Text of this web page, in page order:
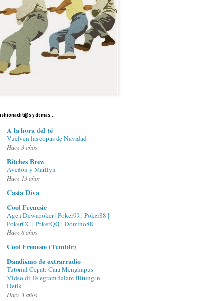
y demás...
A la hora del té
Vuelven las copas de Navidad
Hace 3 años
Bitches Brew
Avedon y Marilyn
Hace 13 años
Casta Diva
Cool Frenesie
Agen Dewapoker | Poker99 | Poker88 |
PokerCC | PokerQQ | Domino88
Hace 8 años
Cool Frenesie (Tumblr)
Dandismo de extrarradio
Tutorial Cepat: Cara Menghapus
Video di Telegram dalam Hitungan
Detik
Hace 3 años